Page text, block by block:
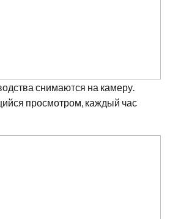
снимаются на камеру.
просмотром, каждый час